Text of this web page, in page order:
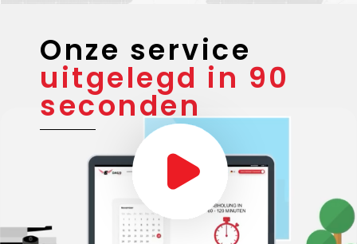
Onze service
uitgelegd in 90
seconden